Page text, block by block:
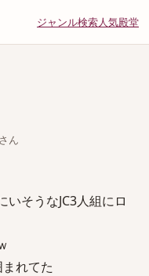
ジャンル検索人気殿堂
ん
そうなJC3人組にロ
れてた